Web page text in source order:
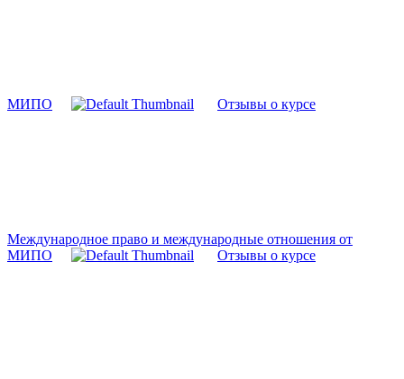
МИПО Отзывы о курсе
Международное право и международные отношения от
МИПО
Отзывы о курсе